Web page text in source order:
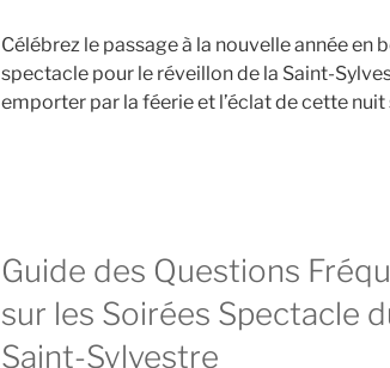
Célébrez le passage à la nouvelle année en
spectacle pour le réveillon de la Saint-
emporter par la féerie et l’éclat de cette nuit
Guide des Questions
sur les Soirées Spectacle
Saint-Sylvestre